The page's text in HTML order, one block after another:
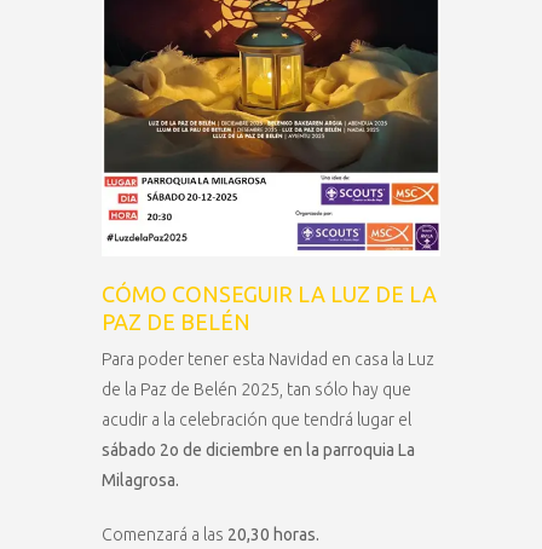
CÓMO CONSEGUIR LA LUZ DE LA
PAZ DE BELÉN
Para poder tener esta Navidad en casa la Luz
de la Paz de Belén 2025, tan sólo hay que
acudir a la celebración que tendrá lugar el
sábado 2o de diciembre en la parroquia La
Milagrosa.
Comenzará a las 20,30 horas.